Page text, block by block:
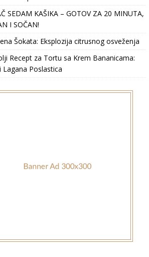
SEDAM KAŠIKA – GOTOV ZA 20 MINUTA,
I SOČAN!
Šokata: Eksplozija citrusnog osveženja
Recept za Tortu sa Krem Bananicama:
Lagana Poslastica